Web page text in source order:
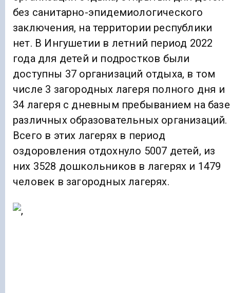
без санитарно-эпидемиологического
заключения, на территории республики
нет. В Ингушетии в летний период 2022
года для детей и подростков были
доступны 37 организаций отдыха, в том
числе 3 загородных лагеря полного дня и
34 лагеря с дневным пребыванием на базе
различных образовательных организаций.
Всего в этих лагерях в период
оздоровления отдохнуло 5007 детей, из
них 3528 дошкольников в лагерях и 1479
человек в загородных лагерях.